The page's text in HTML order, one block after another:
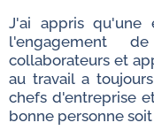
J'ai appris qu'une
l'engagement
collaborateurs et
au travail a
chefs d'entreprise
bonne personne